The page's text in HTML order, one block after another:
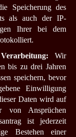
Speicherung des
als auch der IP-
Ihrer bei dem
Wir
bis zu drei Jahren
speichern, bevor
Einwilligung
Daten wird auf
von Ansprüchen
ist jederzeit
Bestehen einer